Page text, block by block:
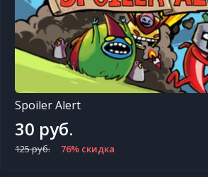
Spoiler Alert
30 руб.
125 руб. 76% скидка